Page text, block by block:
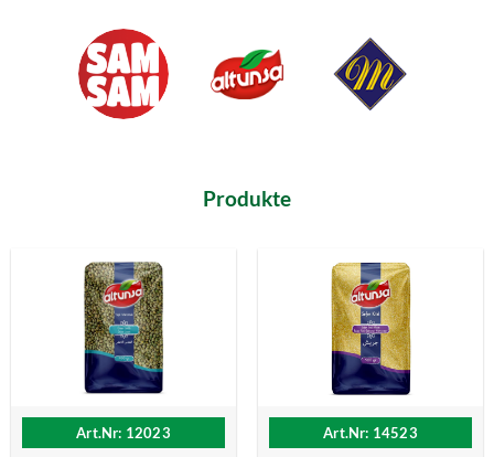
Produkte
Art.Nr: 12023
Art.Nr: 14523